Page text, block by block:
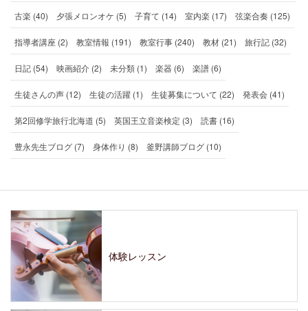
古楽 (40) 夕張メロンオケ (5) 子育て (14) 室内楽 (17) 弦楽合奏 (125)
指導者講座 (2) 教室情報 (191) 教室行事 (240) 教材 (21) 旅行記 (32)
日記 (54) 映画紹介 (2) 未分類 (1) 楽器 (6) 楽譜 (6)
生徒さんの声 (12) 生徒の活躍 (1) 生徒募集について (22) 発表会 (41)
第2回修学旅行北海道 (5) 英国王立音楽検定 (3) 読書 (16)
豊永先生ブログ (7) 身体作り (8) 釜野講師ブログ (10)
体験レッスン